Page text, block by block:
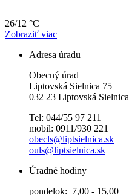
26/12 °C
Zobraziť viac
Adresa úradu
Obecný úrad
Liptovská Sielnica 75
032 23 Liptovská Sielnica
Tel: 044/55 97 211
mobil: 0911/930 221
obecls@liptsielnica.sk
ouls@liptsielnica.sk
Úradné hodiny
pondelok: 7,00 - 15,00